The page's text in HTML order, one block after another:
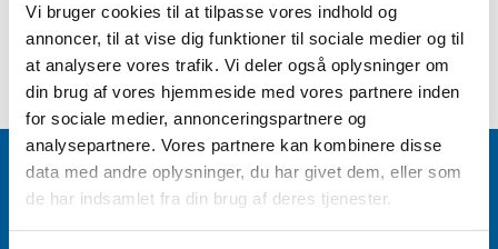
Vi bruger cookies til at tilpasse vores indhold og
annoncer, til at vise dig funktioner til sociale medier og til
at analysere vores trafik. Vi deler også oplysninger om
din brug af vores hjemmeside med vores partnere inden
for sociale medier, annonceringspartnere og
analysepartnere. Vores partnere kan kombinere disse
data med andre oplysninger, du har givet dem, eller som
de har indsamlet fra din brug af deres tjenester.